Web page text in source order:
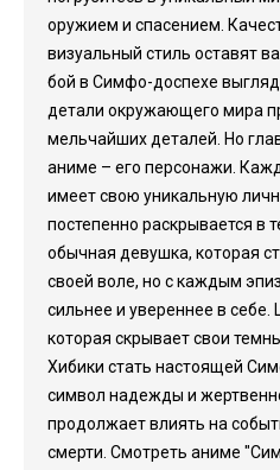
оружием и спасением.
визуальный стиль оставят
бой в Симфо-доспехе
детали окружающего мира
мельчайших деталей. Но
аниме – его персонажи.
имеет свою уникальную
постепенно раскрывается в
обычная девушка, которая
своей воле, но с каждым
сильнее и увереннее в
которая скрывает свои
Хибики стать настоящей
символ надежды и
продолжает влиять на
смерти. Смотреть аниме